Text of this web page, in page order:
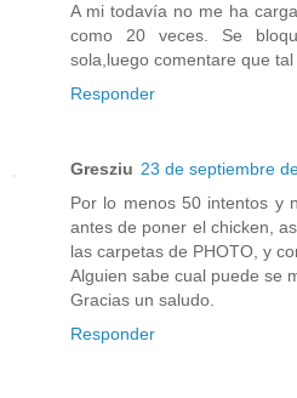
A mi todavía no me ha
como 20 veces. Se
sola,luego comentare que
Responder
Gresziu 23 de septiembre
Por lo menos 50 intentos y
antes de poner el chicken,
las carpetas de PHOTO, y
Alguien sabe cual puede se
Gracias un saludo.
Responder